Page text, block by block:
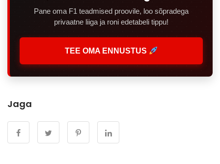
Pane oma F1 teadmised proovile, loo sõpradega
privaatne liiga ja roni edetabeli tippu!
TEE OMA ENNUSTUS
Jaga